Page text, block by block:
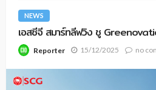
NEWS
เอสซีจี สมาร์ทลีฟวิง ชู
Reporter 15/12/2025 no